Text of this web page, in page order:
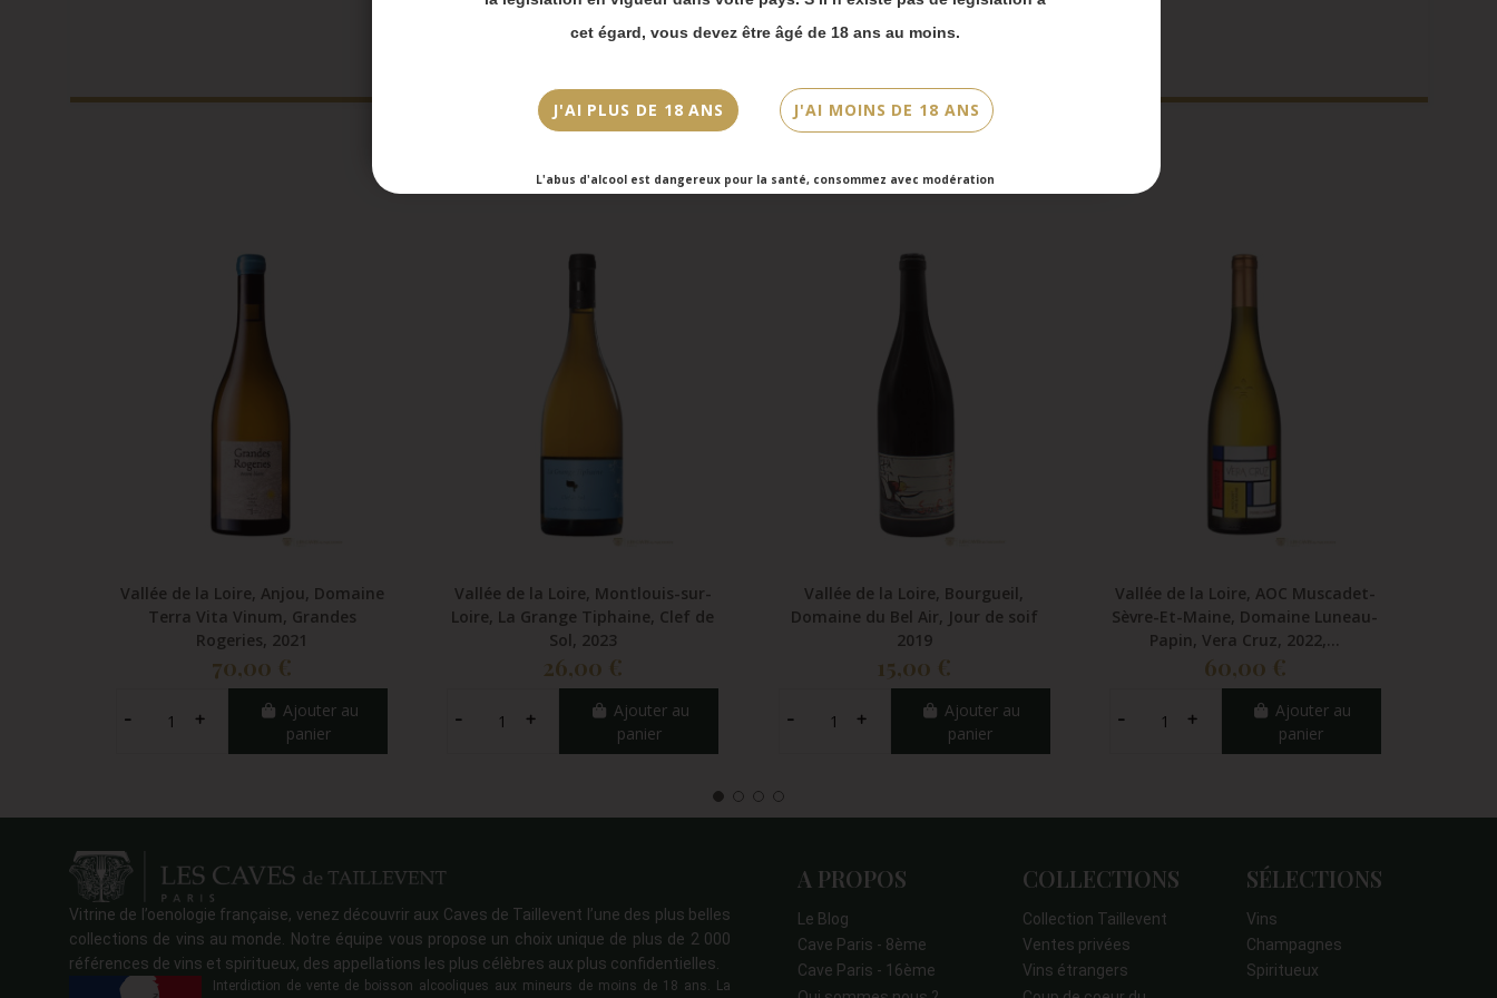
cet égard, vous devez être âgé de 18 ans au moins.
J'AI PLUS DE 18 ANS J'AI MOINS DE 18 ANS
L'abus d'alcool est dangereux pour la santé, consommez avec modération
Vallée de la Loire, Anjou, Domaine
Terra Vita Vinum, Grandes
Rogeries, 2021
70,00 €
Ajouter au
panier
Vallée de la Loire, Montlouis-sur-
Loire, La Grange Tiphaine, Clef de
Sol, 2023
26,00 €
Ajouter au
panier
Vallée de la Loire, Bourgueil,
Domaine du Bel Air, Jour de soif
2019
15,00 €
Ajouter au
panier
Vallée de la Loire, AOC Muscadet-
Sèvre-Et-Maine, Domaine Luneau-
Papin, Vera Cruz, 2022,...
60,00 €
Ajouter au
panier
Vitrine de l’oenologie française, venez découvrir aux Caves de Taillevent l’une des plus belles
collections de vins au monde. Notre équipe vous propose un choix unique de plus de 2 000
références de vins et spiritueux, des appellations les plus célèbres aux plus confidentielles.
Interdiction de vente de boisson alcooliques aux mineurs de moins de 18 ans. La
A PROPOS
Le Blog
Cave Paris - 8ème
Cave Paris - 16ème
COLLECTIONS
Collection Taillevent
Ventes privées
Vins étrangers
SÉLECTIONS
Vins
Champagnes
Spiritueux
Les envois Chronopost reprendront à partir du 31 août.
Honoré et cave Victor Hugo) seront disponibles à partir du 4
septembre.